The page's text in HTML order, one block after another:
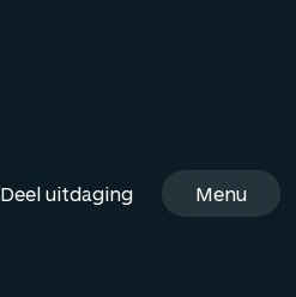
Deel uitdaging Menu
Sluiten